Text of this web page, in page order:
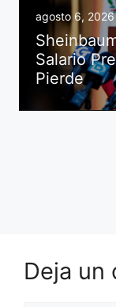
agosto 6, 2026
Salario
Pierde
Deja un